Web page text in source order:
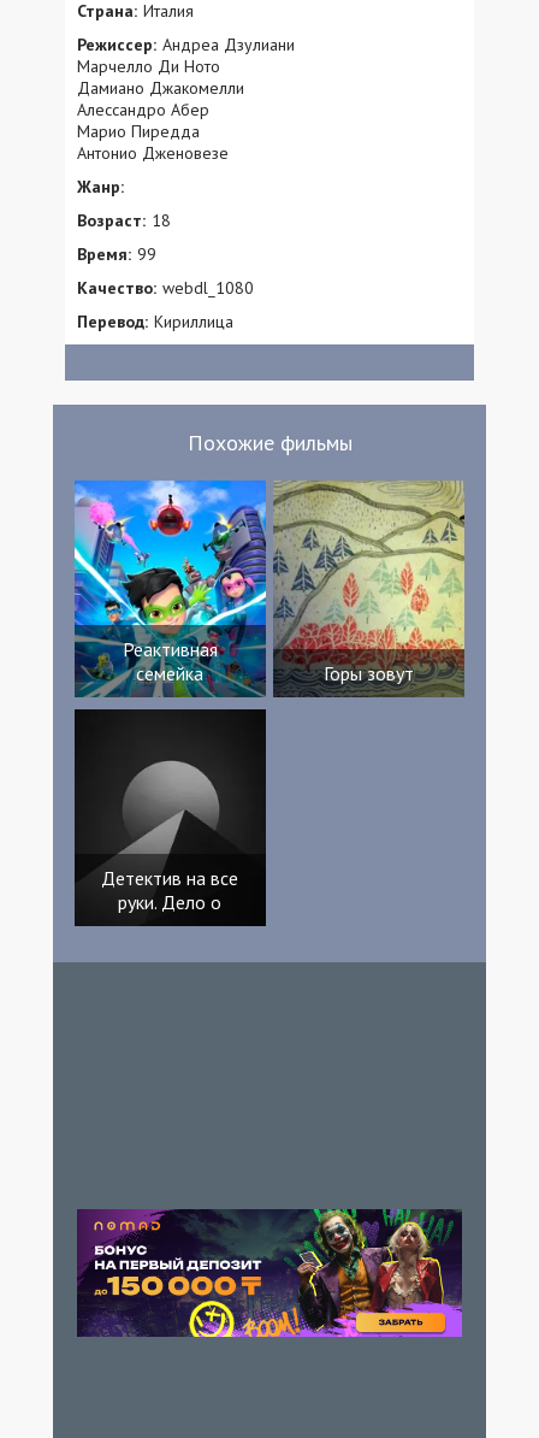
Страна: Италия
Режиссер: Андреа Дзулиани
Марчелло Ди Ното
Дамиано Джакомелли
Алессандро Абер
Марио Пиредда
Антонио Дженовезе
Жанр:
Возраст: 18
Время: 99
Качество: webdl_1080
Перевод: Кириллица
Похожие фильмы
Реактивная
семейка
Горы зовут
Детектив на все
руки. Дело о